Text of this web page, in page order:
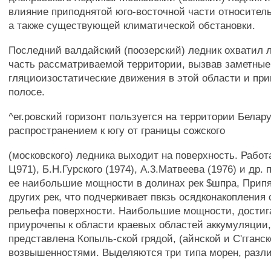
влияние приподнятой юго-восточной части
а также существующей климатической обстановки.
Последний валдайский (поозерский) ледник охватил
часть рассматриваемой территории, вызвав заметные
гляциоизостатические движения в этой области и
полосе.
^ег.ровский горизонт пользуется на территории
распространением к югу от границы сожского
(московского) ледника выходит на поверхность.
Ц971), Б.Н.Гурского (1974), А.3.Матвеева (1976) и др.
ее наибольшие мощности в долинах рек $шпра,
других рек, что подчеркивает пвкзь
рельефа поверхности. Наибольшие мощности,
приурочепы к области краевых областей
представлена Копыль-ской грядой, (айнской и
возвышенностями. Выделяются три типа морен,